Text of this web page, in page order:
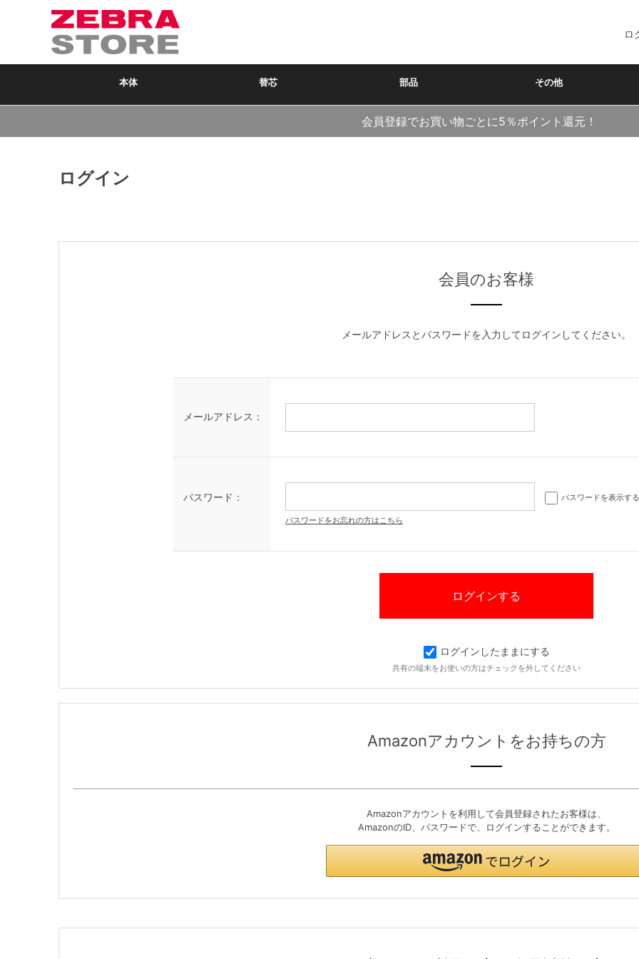
ロ
本体 替芯 部品 その他
会員登録でお買い物ごとに5％ポイント還元！
ログイン
会員のお客様
メールアドレスとパスワードを入力してログインしてください。
メールアドレス：
パスワード： パスワードを表示する
パスワードをお忘れの方はこちら
ログインしたままにする
共有の端末をお使いの方はチェックを外してください
Amazonアカウントをお持ちの方
Amazonアカウントを利用して会員登録されたお客様は、
AmazonのID、パスワードで、ログインすることができます。